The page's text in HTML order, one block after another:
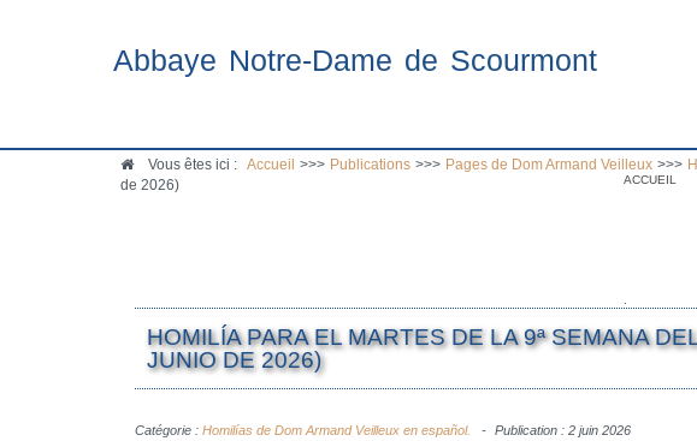
Abbaye Notre-Dame de Scourmont
ACCUEIL
Vous êtes ici : Accueil >>> Publications >>> Pages de Dom Armand Veilleux >>>
de 2026)
HOMILÍA PARA EL MARTES DE LA 9ª SEMANA
JUNIO DE 2026)
Catégorie : Homilías de Dom Armand Veilleux en español. Publication : 2 juin 2026